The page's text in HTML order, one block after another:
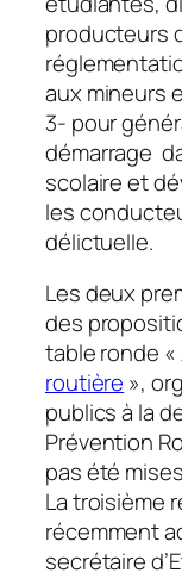
producteurs
aux mineurs
3- pour
démarrage
scolaire et
les
délictuelle.
Les deux
des
table ronde
routière »,
publics à la
Prévention
pas été
La troisième
récemment
secrétaire